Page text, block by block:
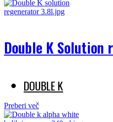
Double K Solution
DOUBLE K
Preberi več